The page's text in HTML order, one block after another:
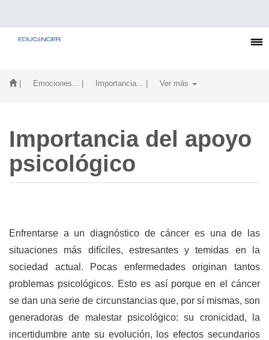
| Emociones... | Importancia... | Ver más
Importancia del apoyo
psicológico
Enfrentarse a un diagnóstico de cáncer es una de las
situaciones más difíciles, estresantes y temidas en la
sociedad actual. Pocas enfermedades originan tantos
problemas psicológicos. Esto es así porque en el cáncer
se dan una serie de circunstancias que, por sí mismas, son
generadoras de malestar psicológico: su cronicidad, la
incertidumbre ante su evolución, los efectos secundarios